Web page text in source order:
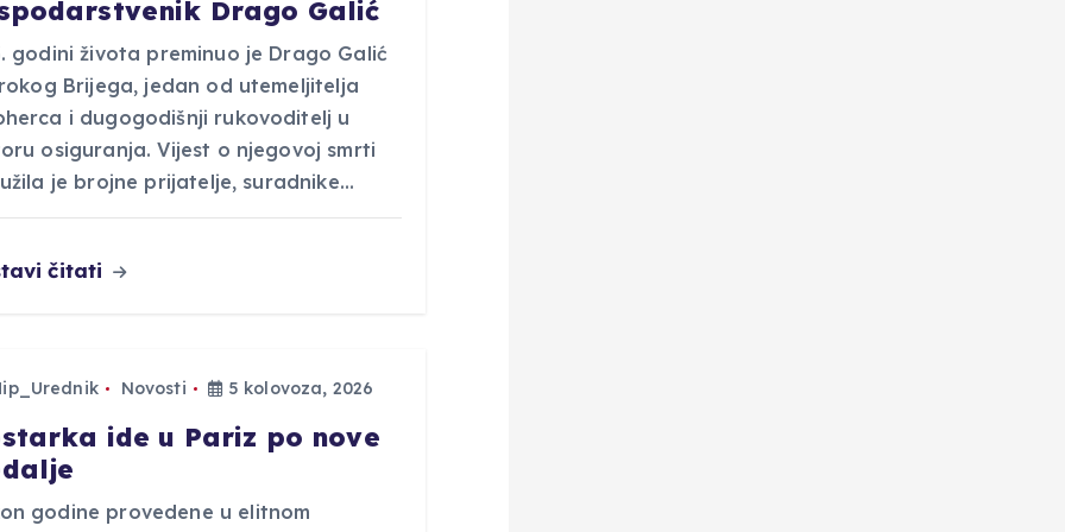
Drago Galić
godini života preminuo je Drago Galić
Brijega, jedan od utemeljitelja
i dugogodišnji rukovoditelj u
osiguranja. Vijest o njegovoj smrti
je brojne prijatelje, suradnike…
čitati
Novosti 5 kolovoza, 2026
ide u Pariz po nove
godine provedene u elitnom